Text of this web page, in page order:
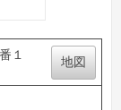
１
地図